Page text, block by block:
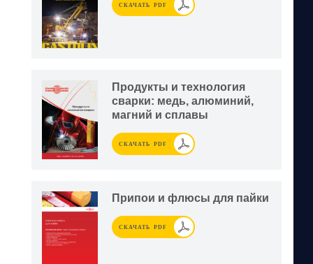
СКАЧАТЬ PDF
Продукты и технология
сварки: медь, алюминий,
магний и сплавы
СКАЧАТЬ PDF
Припои и флюсы для пайки
СКАЧАТЬ PDF